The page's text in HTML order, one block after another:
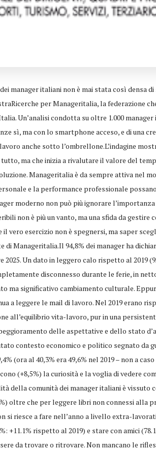
manager italiani non è mai stata così densa
per Manageritalia, la federazione
Un’analisi condotta su oltre 1.000 manager
sì, ma con lo smartphone acceso, e di una
anche sotto l’ombrellone.L’indagine
ma che inizia a rivalutare il valore del
Manageritalia è da sempre attiva nel
e la performance professionale
moderno non può più ignorare
non è più un vanto, ma una sfida da gestire
vero esercizio non è spegnersi, ma saper
Manageritalia.Il 94,8% dei manager ha
Un dato in leggero calo rispetto al 2019
disconnesso durante le ferie, in
ma significativo cambiamento culturale.
a leggere le mail di lavoro. Nel 2019 erano
all’equilibrio vita-lavoro, pur in una
delle aspettative e dello stato
contesto economico e politico segnato da
(ora al 40,3% era 49,6% nel 2019 – non a
(+8,5%) la curiosità e la voglia di vedere
della comunità dei manager italiani è vissuto
oltre che per leggere libri non connessi alla
si riesce a fare nell’anno a livello extra-
rispetto al 2019) e stare con amici
da trovare o ritrovare. Non mancano le